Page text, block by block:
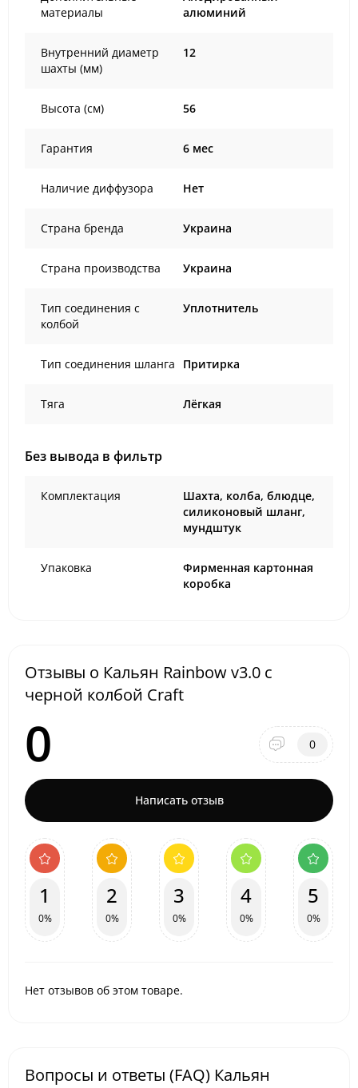
материалы
алюминий
Внутренний диаметр
шахты (мм)
12
Высота (см) 56
Гарантия 6 мес
Наличие диффузора Нет
Страна бренда Украина
Страна производства Украина
Тип соединения с
колбой
Уплотнитель
Тип соединения шланга Притирка
Тяга Лёгкая
Без вывода в фильтр
Комплектация
Шахта, колба, блюдце,
силиконовый шланг,
мундштук
Упаковка
Фирменная картонная
коробка
Отзывы о Кальян Rainbow v3.0 с
черной колбой Craft
0 0
Написать отзыв
1
0%
2
0%
3
0%
4
0%
5
0%
Нет отзывов об этом товаре.
Вопросы и ответы (FAQ) Кальян